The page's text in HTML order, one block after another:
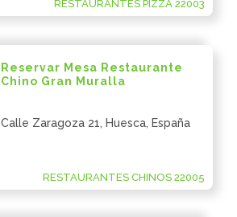
RESTAURANTES PIZZA 22003
Reservar Mesa Restaurante
Chino Gran Muralla
Calle Zaragoza 21, Huesca, España
RESTAURANTES CHINOS 22005